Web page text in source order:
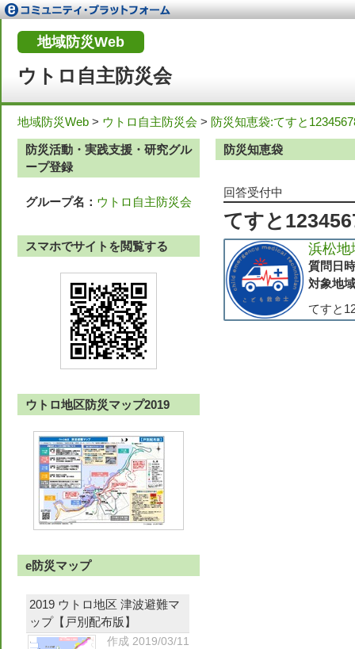
ウトロ自主防災会
地域防災Web
地域防災Web > ウトロ自主防災会 > 防災知恵袋:てすと
防災活動・実践支援・研究グル
ープ登録
グループ名： ウトロ自主防災会
スマホでサイトを閲覧する
ウトロ地区防災マップ2019
e防災マップ
2019 ウトロ地区 津波避難マ
ップ【戸別配布版】
作成 2019/03/11
防災知恵袋
回答受付中
てすと
浜松地
質問日
対象地
てすと